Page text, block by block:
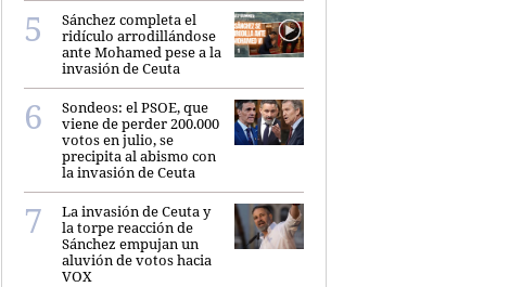
Sánchez completa el
ridículo arrodillándose
ante Mohamed pese a la
invasión de Ceuta
Sondeos: el PSOE, que
viene de perder 200.000
votos en julio, se
precipita al abismo con
la invasión de Ceuta
La invasión de Ceuta y
la torpe reacción de
Sánchez empujan un
aluvión de votos hacia
VOX